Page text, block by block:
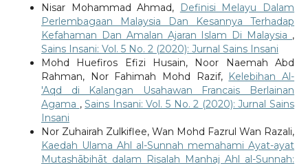
Nisar Mohammad Ahmad,
Definisi Melayu Dalam
Perlembagaan Malaysia Dan Kesannya Terhadap
Kefahaman Dan Amalan Ajaran Islam Di Malaysia ,
Sains Insani: Vol. 5 No. 2 (2020): Jurnal Sains Insani
Mohd Huefiros Efizi Husain, Noor Naemah Abd
Rahman, Nor Fahimah Mohd Razif, Kelebihan Al-
'Aqd di Kalangan Usahawan Francais Berlainan
Agama ,Sains Insani: Vol. 5 No. 2 (2020): Jurnal Sains
Insani
Nor Zuhairah Zulkiflee, Wan Mohd Fazrul Wan Razali,
Kaedah Ulama Ahl al-Sunnah memahami Ayat-ayat
Mutashābihāt dalam Risalah Manhaj Ahl al-Sunnah: